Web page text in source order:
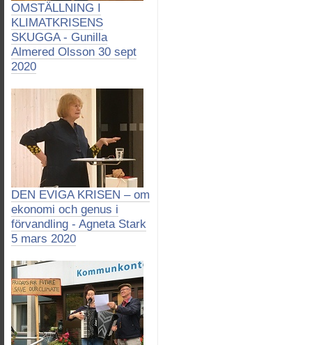
OMSTÄLLNING I
KLIMATKRISENS
SKUGGA - Gunilla
Almered Olsson 30 sept
2020
DEN EVIGA KRISEN – om
ekonomi och genus i
förvandling - Agneta Stark
5 mars 2020